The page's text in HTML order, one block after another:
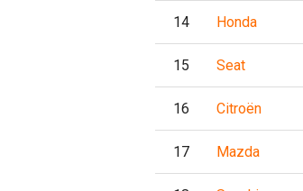
14 Honda
15 Seat
16 Citroën
17 Mazda